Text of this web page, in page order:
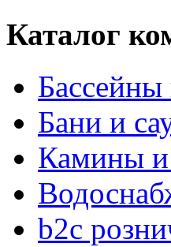
Каталог
Бассейны
Бани и
Камины и
b2c